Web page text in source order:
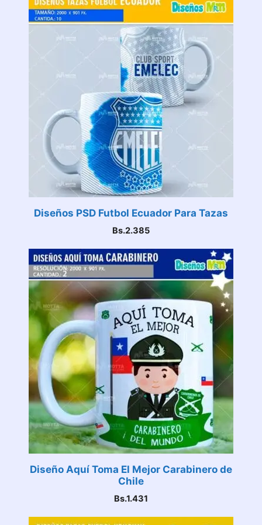
Diseños PSD Futbol Ecuador Para Tazas
Bs.2.385
Diseño Aquí Toma El Mejor Carabinero de
Chile
Bs.1.431